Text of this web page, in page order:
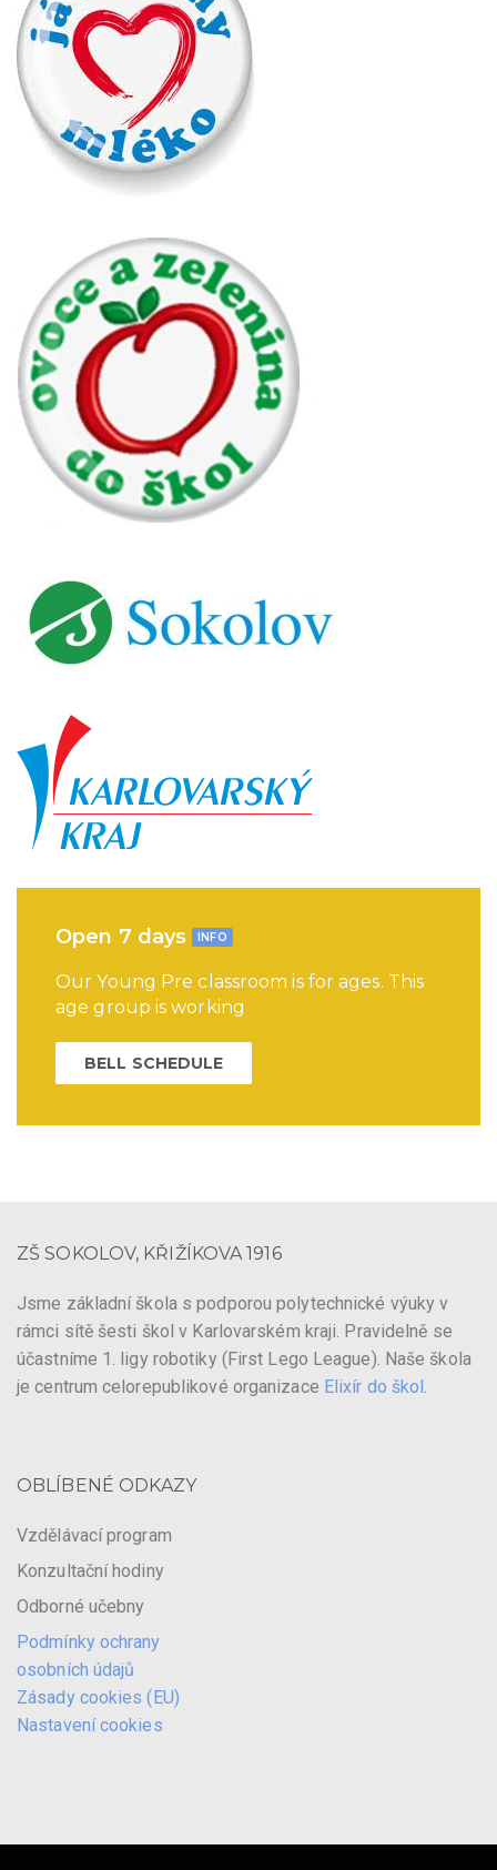
Open 7 days INFO
Our Young Pre classroom is for ages. This
age group is working
BELL SCHEDULE
ZŠ SOKOLOV, KŘIŽÍKOVA 1916
Jsme základní škola s podporou polytechnické výuky v
rámci sítě šesti škol v Karlovarském kraji. Pravidelně se
účastníme 1. ligy robotiky (First Lego League). Naše škola
je centrum celorepublikové organizace Elixír do škol
OBLÍBENÉ ODKAZY
Vzdělávací program
Konzultační hodiny
Odborné učebny
Podmínky ochrany
osobních údajů
Zásady cookies (EU)
Nastavení cookies